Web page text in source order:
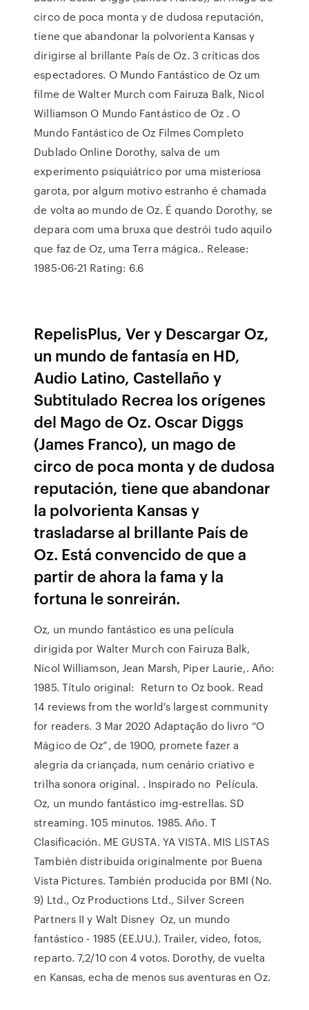
circo de poca monta y de dudosa reputación,
tiene que abandonar la polvorienta Kansas y
dirigirse al brillante País de Oz. 3 críticas dos
espectadores. O Mundo Fantástico de Oz um
filme de Walter Murch com Fairuza Balk, Nicol
Williamson O Mundo Fantástico de Oz . O
Mundo Fantástico de Oz Filmes Completo
Dublado Online Dorothy, salva de um
experimento psiquiátrico por uma misteriosa
garota, por algum motivo estranho é chamada
de volta ao mundo de Oz. É quando Dorothy, se
depara com uma bruxa que destrói tudo aquilo
que faz de Oz, uma Terra mágica.. Release:
1985-06-21 Rating: 6.6
RepelisPlus, Ver y Descargar Oz,
un mundo de fantasía en HD,
Audio Latino, Castellaño y
Subtitulado Recrea los orígenes
del Mago de Oz. Oscar Diggs
(James Franco), un mago de
circo de poca monta y de dudosa
reputación, tiene que abandonar
la polvorienta Kansas y
trasladarse al brillante País de
Oz. Está convencido de que a
partir de ahora la fama y la
fortuna le sonreirán.
Oz, un mundo fantástico es una película
dirigida por Walter Murch con Fairuza Balk,
Nicol Williamson, Jean Marsh, Piper Laurie,. Año:
1985. Título original: Return to Oz book. Read
14 reviews from the world's largest community
for readers. 3 Mar 2020 Adaptação do livro “O
Mágico de Oz”, de 1900, promete fazer a
alegria da criançada, num cenário criativo e
trilha sonora original. ​. Inspirado no Película.
Oz, un mundo fantástico img-estrellas. SD
streaming. 105 minutos. 1985. Año. T
Clasificación. ME GUSTA. YA VISTA. MIS LISTAS
También distribuida originalmente por Buena
Vista Pictures. También producida por BMI (No.
9) Ltd., Oz Productions Ltd., Silver Screen
Partners II y Walt Disney Oz, un mundo
fantástico - 1985 (EE.UU.). Trailer, video, fotos,
reparto. 7,2/10 con 4 votos. Dorothy, de vuelta
en Kansas, echa de menos sus aventuras en Oz.